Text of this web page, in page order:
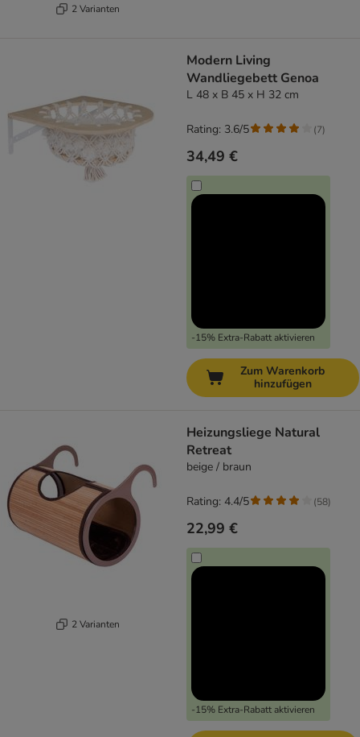
2 Varianten
Modern Living
Wandliegebett Genoa
L 48 x B 45 x H 32 cm
34,49 €
-15% Extra-Rabatt aktivieren
Rating: 3.6/5 (7)
Zum Warenkorb
hinzufügen
2 Varianten
Heizungsliege Natural
Retreat
beige / braun
22,99 €
-15% Extra-Rabatt aktivieren
Rating: 4.4/5 (58)